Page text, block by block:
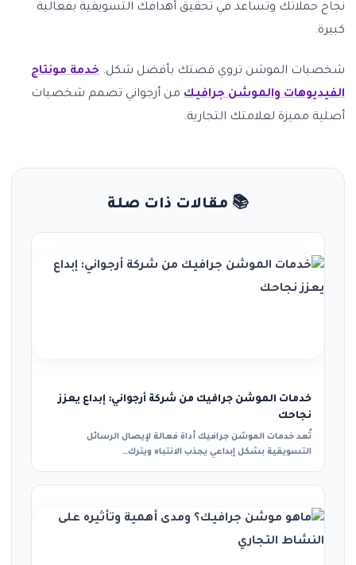
نجاح حملاتك وتساعد في تحقيق أهدافك التسويقية بفعالية
كبيرة.
شخصيات الموشن تروي قصتك بأفضل شكل. خدمة مونتاج
الفيديوهات والموشن جرافيك من أرجواني تصمم شخصيات
أصلية مميزة لعلامتك التجارية.
📚 مقالات ذات صلة
خدمات الموشن جرافيك من شركة أرجواني: إبداع يعزز
نجاحك
تُعد خدمات الموشن جرافيك أداة فعالة لإيصال الرسائل
التسويقية بشكل إبداعي يجذب الانتباه ويترك…